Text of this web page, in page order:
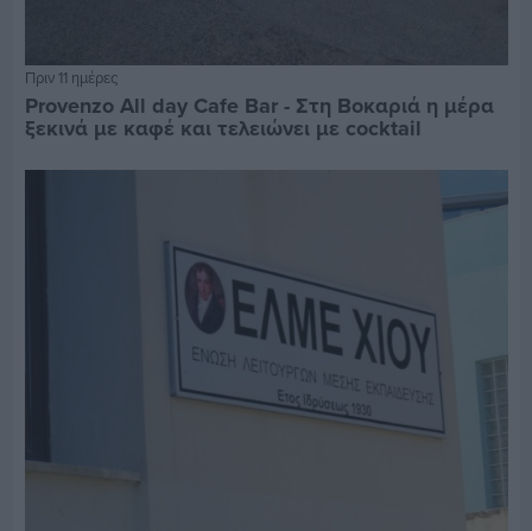
Πριν 11 ημέρες
Provenzo All day Cafe Bar - Στη Βοκαριά η μέρα
ξεκινά με καφέ και τελειώνει με cocktail